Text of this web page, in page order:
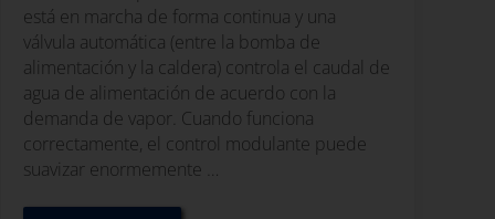
está en marcha de forma continua y una
válvula automática (entre la bomba de
alimentación y la caldera) controla el caudal de
agua de alimentación de acuerdo con la
demanda de vapor. Cuando funciona
correctamente, el control modulante puede
suavizar enormemente …